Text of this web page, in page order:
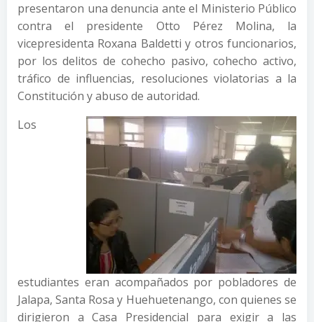
presentaron una denuncia ante el Ministerio Público
contra el presidente Otto Pérez Molina, la
vicepresidenta Roxana Baldetti y otros funcionarios,
por los delitos de cohecho pasivo, cohecho activo,
tráfico de influencias, resoluciones violatorias a la
Constitución y abuso de autoridad.
Los
estudiantes eran acompañados por pobladores de
Jalapa, Santa Rosa y Huehuetenango, con quienes se
dirigieron a Casa Presidencial para exigir a las